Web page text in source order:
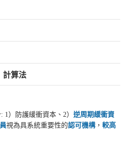
計算法
）防護緩衝資本、2） 逆周期緩衝資
視為具系統重要性的認可機構， 較高